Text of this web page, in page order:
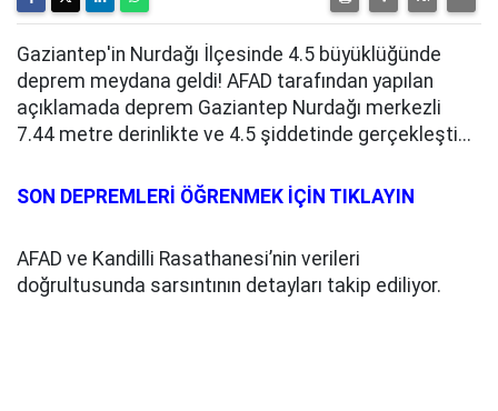
Gaziantep'in Nurdağı İlçesinde 4.5 büyüklüğünde
deprem meydana geldi! AFAD tarafından yapılan
açıklamada deprem Gaziantep Nurdağı merkezli
7.44 metre derinlikte ve 4.5 şiddetinde gerçekleşti...
SON DEPREMLERİ ÖĞRENMEK İÇİN TIKLAYIN
AFAD ve Kandilli Rasathanesi’nin verileri
doğrultusunda sarsıntının detayları takip ediliyor.